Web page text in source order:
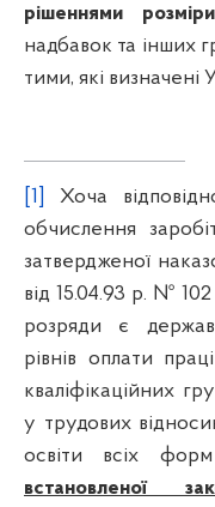
рішеннями
надбавок та інших
тими, які визначені
[1]
Хоча
обчислення
затвердженої
від 15.04.93 р. № 102
розряди є
рівнів оплати
кваліфікаційних
у трудових
освіти всіх
встановленої